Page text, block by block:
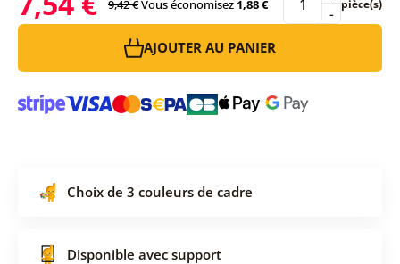
9,42 €Vous économisez1,88 € -
pièce(s)
AJOUTER AU PANIER
Choix de 3 couleurs de cadre
Disponible avec support